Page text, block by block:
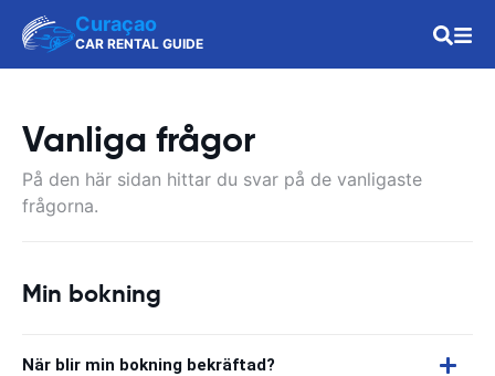
Curaçao
CAR RENTAL GUIDE
Vanliga frågor
På den här sidan hittar du svar på de vanligaste
frågorna.
Min bokning
När blir min bokning bekräftad?